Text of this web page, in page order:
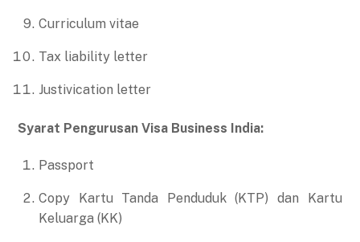
Curriculum vitae
Tax liability letter
Justivication letter
Syarat Pengurusan Visa Business India:
Passport
Copy Kartu Tanda Penduduk (KTP) dan Kartu
Keluarga (KK)